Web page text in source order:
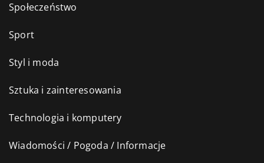
Społeczeństwo
Sport
Styl i moda
Sztuka i zainteresowania
Technologia i komputery
Wiadomości / Pogoda / Informacje